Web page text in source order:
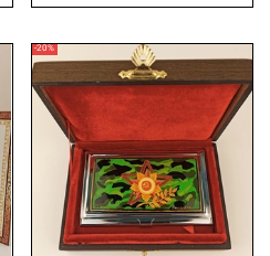
-20%